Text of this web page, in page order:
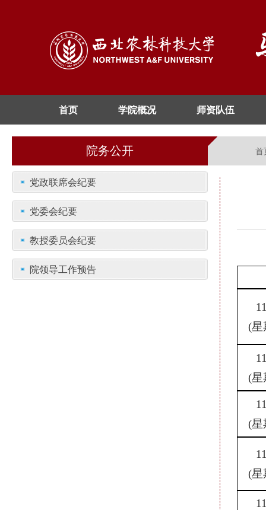
首页 学院概况 师资队伍
院务公开 首
党政联席会纪要
党委会纪要
教授委员会纪要
院领导工作预告
(星
(星
(星
(星